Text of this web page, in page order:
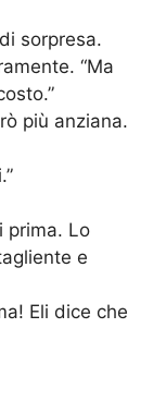
sorpresa.
“Ma
più anziana.
prima. Lo
e
Eli dice che